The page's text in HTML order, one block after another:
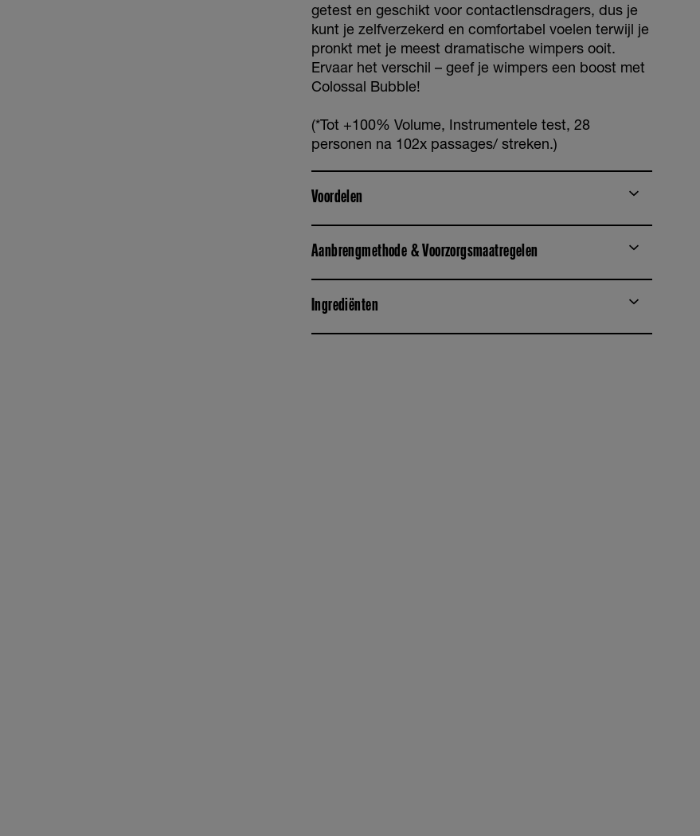
getest en geschikt voor contactlensdragers, dus je
kunt je zelfverzekerd en comfortabel voelen terwijl je
pronkt met je meest dramatische wimpers ooit.
Ervaar het verschil – geef je wimpers een boost met
Colossal Bubble!
(*Tot +100% Volume, Instrumentele test, 28
personen na 102x passages/ streken.)
Voordelen
Aanbrengmethode & Voorzorgsmaatregelen
Ingrediënten